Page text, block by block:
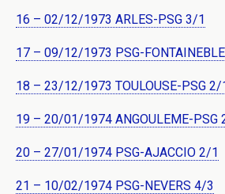
16 – 02/12/1973 ARLES-PSG 3/1
17 – 09/12/1973 PSG-
18 – 23/12/1973 TOULOUSE-PSG 2/
19 – 20/01/1974 ANGOULEME-PSG
20 – 27/01/1974 PSG-AJACCIO 2/1
21 – 10/02/1974 PSG-NEVERS 4/3